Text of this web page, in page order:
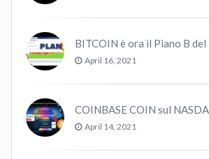
BITCOIN è ora il Piano B
April 16, 2021
April 14, 2021